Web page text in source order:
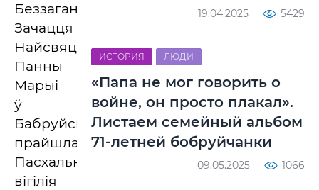
Беззаганнага
Зачацця
Найсвяцейшай
Панны
Марыі
ў
Бабруйску
прайшла
Пасхальная
вігілія
19.04.2025 5429
ИСТОРИЯ ЛЮДИ
«Папа не мог говорить о
войне, он просто плакал».
Листаем семейный альбом
71-летней бобруйчанки
09.05.2025 1066